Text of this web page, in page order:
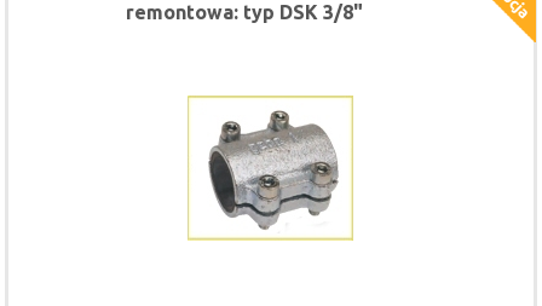
remontowa: typ DSK 3/8"